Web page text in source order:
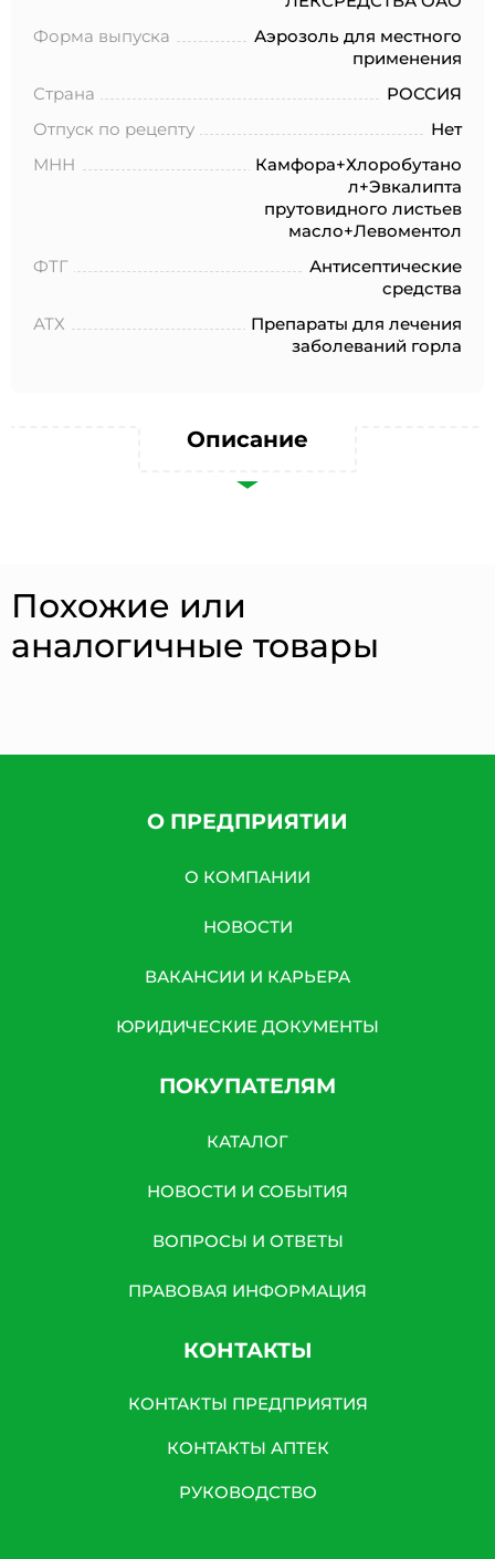
Форма выпуска
Аэрозоль для местного
применения
Страна
РОССИЯ
Отпуск по рецепту
Нет
МНН
Камфора+Хлоробутано
л+Эвкалипта
прутовидного листьев
масло+Левоментол
ФТГ
Антисептические
средства
АТХ
Препараты для лечения
заболеваний горла
Описание
Похожие или
аналогичные товары
О ПРЕДПРИЯТИИ
О КОМПАНИИ
НОВОСТИ
ВАКАНСИИ И КАРЬЕРА
ЮРИДИЧЕСКИЕ ДОКУМЕНТЫ
ПОКУПАТЕЛЯМ
КАТАЛОГ
НОВОСТИ И СОБЫТИЯ
ВОПРОСЫ И ОТВЕТЫ
ПРАВОВАЯ ИНФОРМАЦИЯ
КОНТАКТЫ
КОНТАКТЫ ПРЕДПРИЯТИЯ
КОНТАКТЫ АПТЕК
РУКОВОДСТВО
персональных данных *